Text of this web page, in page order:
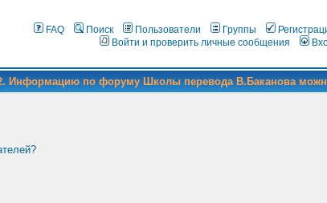
FAQ Поиск Пользователи Группы
Войти и проверить личные сообщения
Информацию по форуму Школы перевода В.Баканова